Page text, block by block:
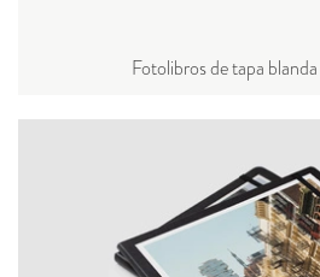
Fotolibros de tapa